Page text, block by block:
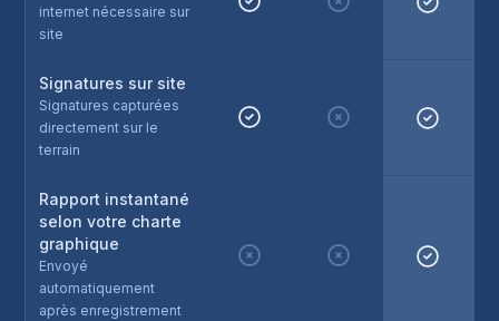
internet nécessaire sur
site
Signatures sur site
Signatures capturées
directement sur le
terrain
Rapport instantané
selon votre charte
graphique
Envoyé
automatiquement
après enregistrement